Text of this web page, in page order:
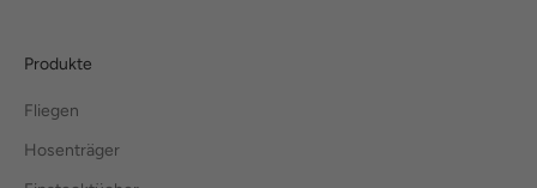
Produkte
Fliegen
Hosenträger